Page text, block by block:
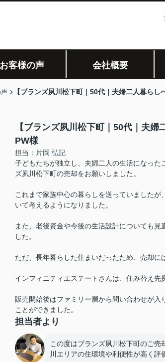
お客様の声 会社概要
【ブランズ夙川松下町｜50代｜夫婦二人暮ら
【ブランズ夙川松下町｜50代｜夫婦
PW様
担当：片岡 弘記
子どもたちが独立し、夫婦二人の生活になっ
ズ夙川松下町の売却をお願いしました。
これまで家族中心の暮らしを送っていました
いて考えるようになりました。
また、老後資金や今後の生活設計についても
した。
ただ、長年暮らした住まいだったため、売却に
インフィニティエステートさんは、住み替え先
販売開始後はファミリー層から問い合わせが
ことができました。
担当者より
この度はブランズ夙川松下町のご
川エリアの住環境や利便性が高く評